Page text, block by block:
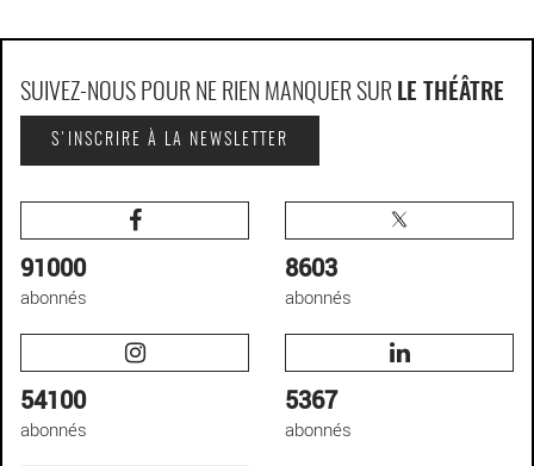
SUIVEZ-NOUS POUR NE RIEN MANQUER SUR LE THÉÂTRE
S'INSCRIRE À LA NEWSLETTER
91000
abonnés
8603
abonnés
54100
abonnés
5367
abonnés